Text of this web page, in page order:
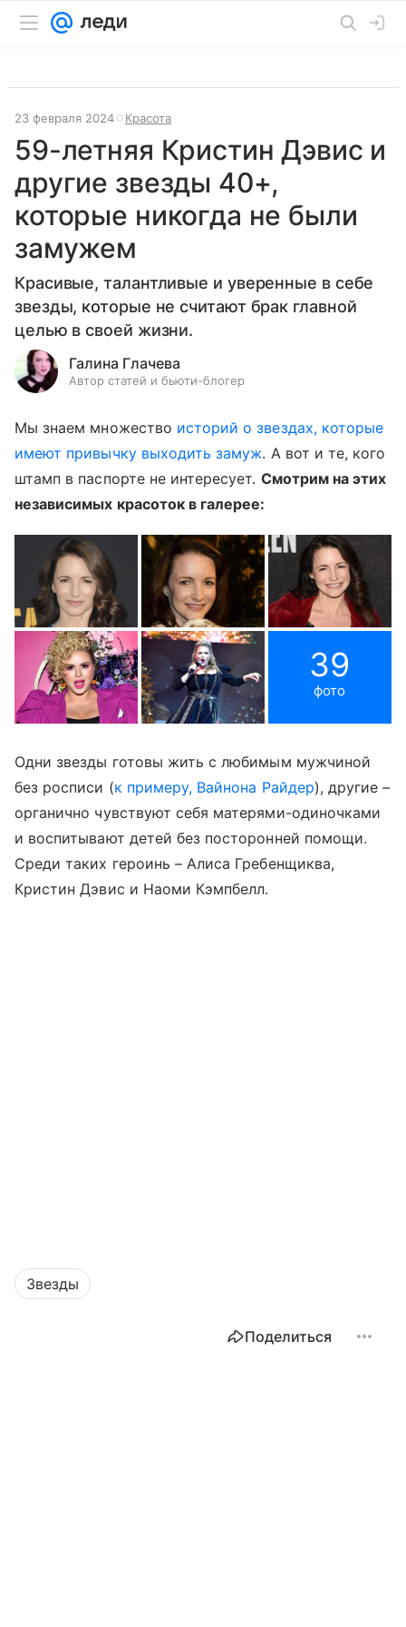
23 февраля 2024 Красота
59-летняя Кристин Дэвис и
другие звезды 40+,
которые никогда не были
замужем
Красивые, талантливые и уверенные в себе
звезды, которые не считают брак главной
целью в своей жизни.
Галина Глачева
Автор статей и бьюти-блогер
Мы знаем множество историй о звездах, которые
имеют привычку выходить замуж. А вот и те, кого
штамп в паспорте не интересует. Смотрим на этих
независимых красоток в галерее:
39
фото
Одни звезды готовы жить с любимым мужчиной
без росписи (к примеру, Вайнона Райдер), другие –
органично чувствуют себя матерями-одиночками
и воспитывают детей без посторонней помощи.
Среди таких героинь – Алиса Гребенщиква,
Кристин Дэвис и Наоми Кэмпбелл.
Звезды
Поделиться